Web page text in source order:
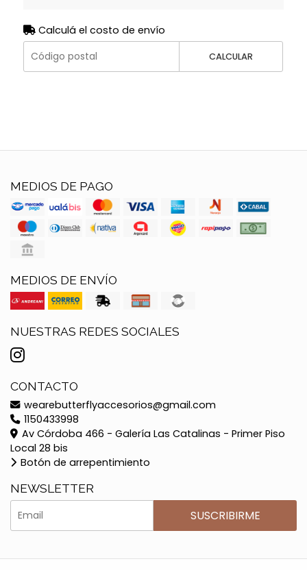
Calculá el costo de envío
CALCULAR
MEDIOS DE PAGO
MEDIOS DE ENVÍO
NUESTRAS REDES SOCIALES
CONTACTO
wearebutterflyaccesorios@gmail.com
1150433998
Av Córdoba 466 - Galería Las Catalinas - Primer Piso
Local 28 bis
Botón de arrepentimiento
NEWSLETTER
SUSCRIBIRME